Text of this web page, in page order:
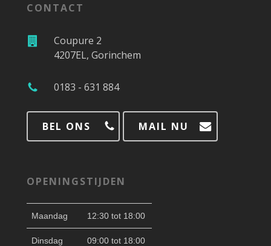
CONTACT
Coupure 2
4207EL, Gorinchem
0183 - 631 884
BEL ONS MAIL NU
OPENINGSTIJDEN
Maandag 12:30 tot 18:00
Dinsdag 09:00 tot 18:00